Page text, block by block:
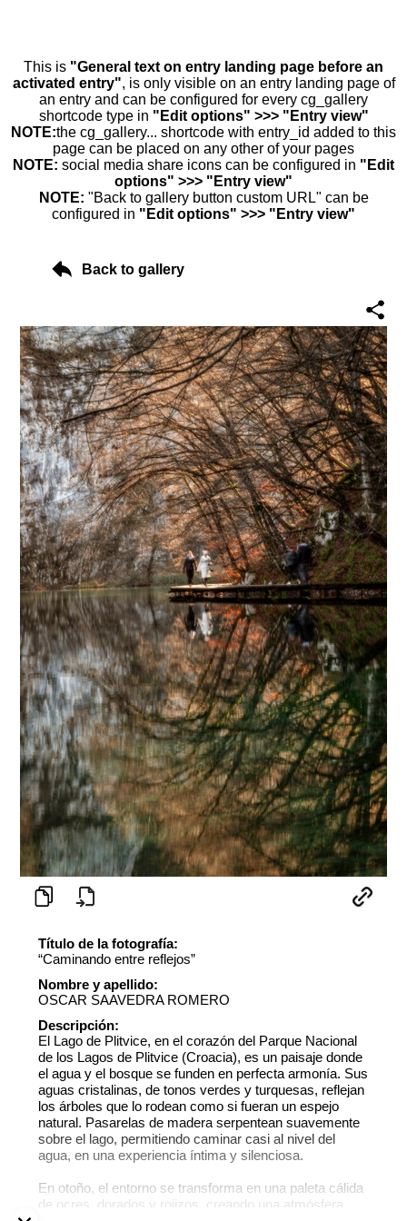
This is "General text on entry landing page before an
activated entry", is only visible on an entry landing page of
an entry and can be configured for every cg_gallery
shortcode type in "Edit options" >>> "Entry view"
NOTE:the cg_gallery... shortcode with entry_id added to this
page can be placed on any other of your pages
NOTE: social media share icons can be configured in "Edit
options" >>> "Entry view"
NOTE: "Back to gallery button custom URL" can be
configured in "Edit options" >>> "Entry view"
Back to gallery
Título de la fotografía:
“Caminando entre reflejos”
Nombre y apellido:
OSCAR SAAVEDRA ROMERO
Descripción:
El Lago de Plitvice, en el corazón del Parque Nacional
de los Lagos de Plitvice (Croacia), es un paisaje donde
el agua y el bosque se funden en perfecta armonía. Sus
aguas cristalinas, de tonos verdes y turquesas, reflejan
los árboles que lo rodean como si fueran un espejo
natural. Pasarelas de madera serpentean suavemente
sobre el lago, permitiendo caminar casi al nivel del
agua, en una experiencia íntima y silenciosa.
En otoño, el entorno se transforma en una paleta cálida
de ocres, dorados y rojizos, creando una atmósfera